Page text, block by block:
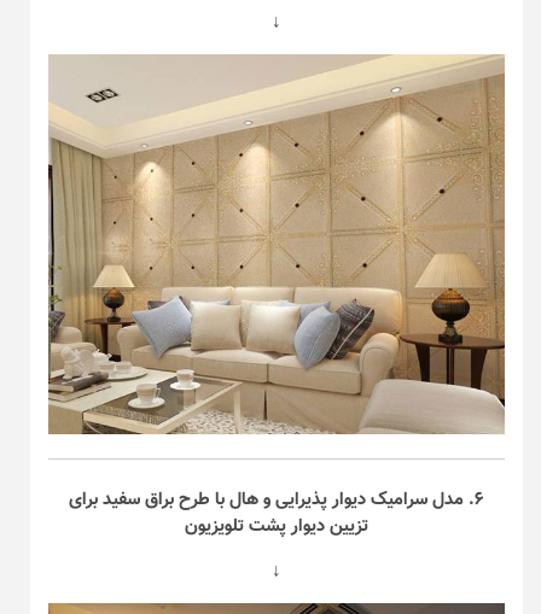
↓
۶. مدل سرامیک دیوار پذیرایی و هال با طرح براق سفید برای
تزیین دیوار پشت تلویزیون
↓